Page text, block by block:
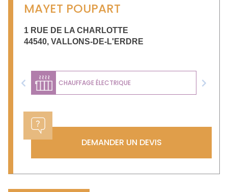
MAYET POUPART
1 RUE DE LA CHARLOTTE
44540, VALLONS-DE-L'ERDRE
CHAUFFAGE ÉLECTRIQUE
Previous Next
DEMANDER UN DEVIS